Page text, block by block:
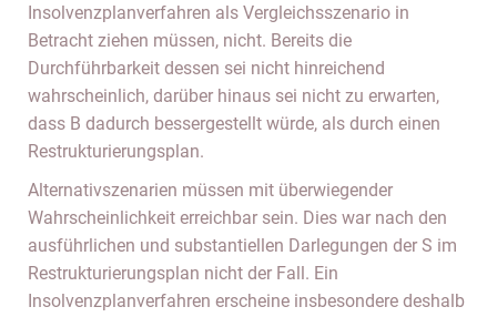
Insolvenzplanverfahren als Vergleichsszenario in
Betracht ziehen müssen, nicht. Bereits die
Durchführbarkeit dessen sei nicht hinreichend
wahrscheinlich, darüber hinaus sei nicht zu erwarten,
dass B dadurch bessergestellt würde, als durch einen
Restrukturierungsplan.
Alternativszenarien müssen mit überwiegender
Wahrscheinlichkeit erreichbar sein. Dies war nach den
ausführlichen und substantiellen Darlegungen der S im
Restrukturierungsplan nicht der Fall. Ein
Insolvenzplanverfahren erscheine insbesondere deshalb